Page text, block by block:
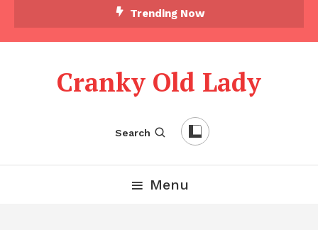
Trending Now
Cranky Old Lady
Search
Menu